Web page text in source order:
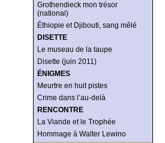
Grothendieck mon trésor
(national)
Éthiopie et Djibouti, sang mêlé
DISETTE
Le museau de la taupe
Disette (juin 2011)
ÉNIGMES
Meurtre en huit pistes
Crime dans l’au-delà
RENCONTRE
La Viande et le Trophée
Hommage à Walter Lewino